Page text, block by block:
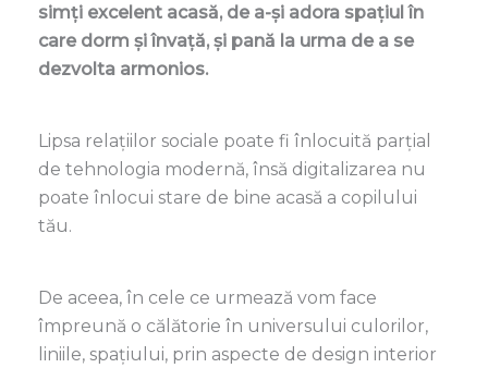
simți excelent acasă, de a-și adora spațiul în
care dorm și învață, și pană la urma de a se
dezvolta armonios.
Lipsa relațiilor sociale poate fi înlocuită parțial
de tehnologia modernă, însă digitalizarea nu
poate înlocui stare de bine acasă a copilului
tău.
De aceea, în cele ce urmează vom face
împreună o călătorie în universului culorilor,
liniile, spațiului, prin aspecte de design interior